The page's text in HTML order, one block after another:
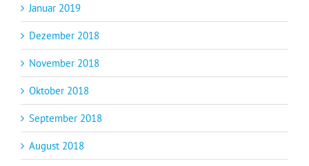
Januar 2019
Dezember 2018
November 2018
Oktober 2018
September 2018
August 2018